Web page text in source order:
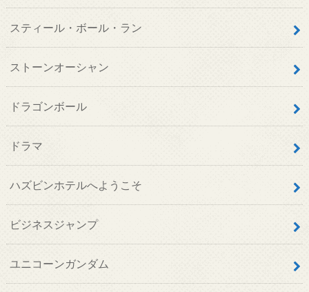
スティール・ボール・ラン
ストーンオーシャン
ドラゴンボール
ドラマ
ハズビンホテルへようこそ
ビジネスジャンプ
ユニコーンガンダム